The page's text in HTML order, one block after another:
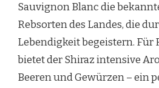
Sauvignon Blanc die
Rebsorten des Landes, die
Lebendigkeit begeistern. Für
bietet der Shiraz intensive
Beeren und Gewürzen – ein